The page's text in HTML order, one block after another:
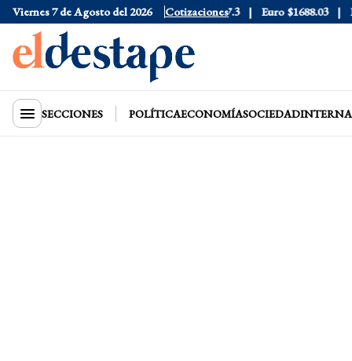
Viernes 7 de Agosto del 2026 Cotizaciones
Dólar Blue $1530 Dólar CCL $1577.3 Euro $1688.03
SECCIONES POLÍTICAECONOMÍASOCIEDAD